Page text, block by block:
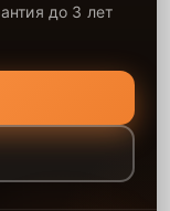
до 3 лет